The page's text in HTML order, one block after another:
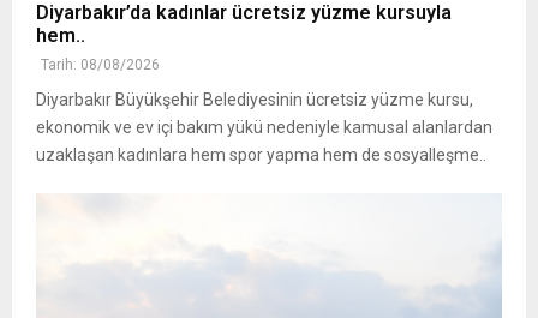
Diyarbakır’da kadınlar ücretsiz yüzme kursuyla
hem..
Tarih: 08/08/2026
Diyarbakır Büyükşehir Belediyesinin ücretsiz yüzme kursu,
ekonomik ve ev içi bakım yükü nedeniyle kamusal alanlardan
uzaklaşan kadınlara hem spor yapma hem de sosyalleşme..